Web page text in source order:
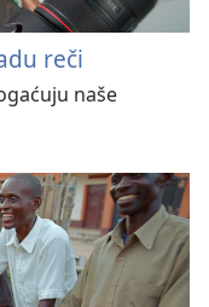
reči
naše